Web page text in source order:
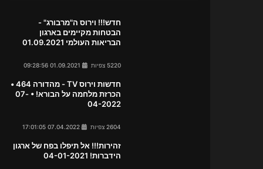
חדש!!! וירוס ה"מרבורג" -
הבטחות מקיימים בארגון
הבריאות העולמי 01.09.2021
5220 צפיות
חדשות וירוס TV - מהדורה 464 •
הכרזת מלחמה על הבורא! • 07-
04-2022
2604 צפיות
זהירות!!! אל תיפלו בפח של ארגון
הידברות! 04-01-2021